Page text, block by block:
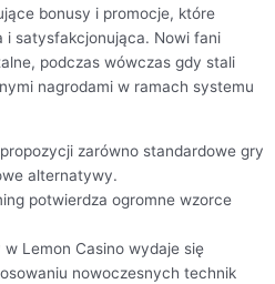
bonusy i promocje, które
i satysfakcjonująca. Nowi fani
podczas wówczas gdy stali
nagrodami w ramach systemu
zarówno standardowe gry
alternatywy.
potwierdza ogromne wzorce
Lemon Casino wydaje się
nowoczesnych technik